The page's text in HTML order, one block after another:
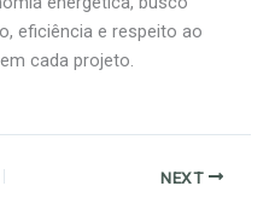
eficiência e respeito ao
cada projeto.
NEXT